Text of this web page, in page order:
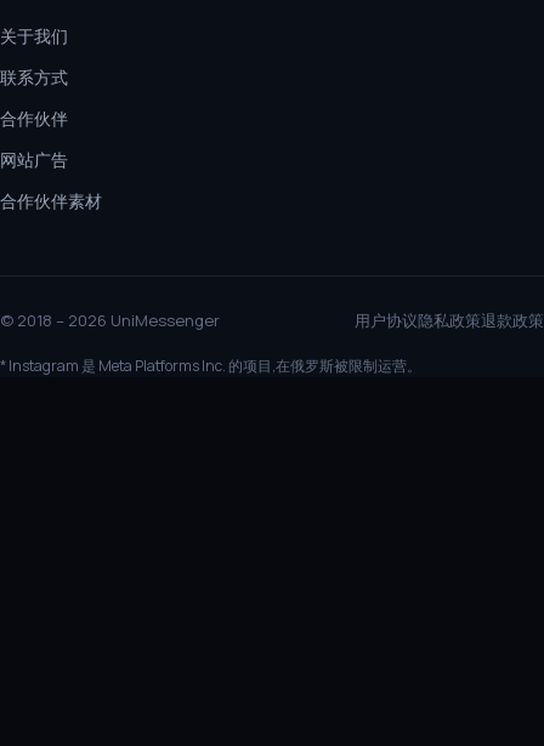
关于我们
联系方式
合作伙伴
网站广告
合作伙伴素材
© 2018 – 2026 UniMessenger 用户协议隐私政策退款政策
* Instagram 是 Meta Platforms Inc. 的项目,在俄罗斯被限制运营。